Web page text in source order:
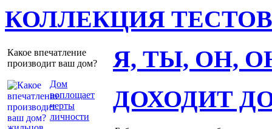
КОЛЛЕКЦИЯ ТЕСТОВ
Какое впечатление
производит ваш дом?
Дом
воплощает
черты
личности
Я, ТЫ, ОН,
ДОХОДИТ